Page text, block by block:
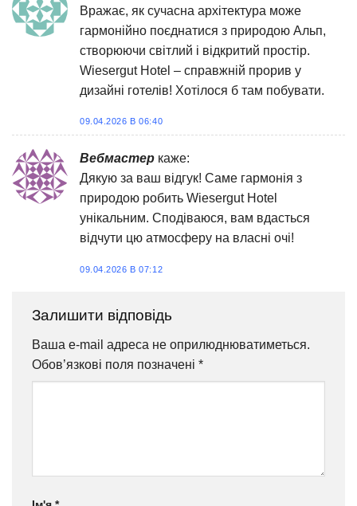
Вражає, як сучасна архітектура може
гармонійно поєднатися з природою Альп,
створюючи світлий і відкритий простір.
Wiesergut Hotel – справжній прорив у
дизайні готелів! Хотілося б там побувати.
09.04.2026 В 06:40
Вебмастер каже:
Дякую за ваш відгук! Саме гармонія з
природою робить Wiesergut Hotel
унікальним. Сподіваюся, вам вдасться
відчути цю атмосферу на власні очі!
09.04.2026 В 07:12
Залишити відповідь
Ваша e-mail адреса не оприлюднюватиметься.
Обов’язкові поля позначені *